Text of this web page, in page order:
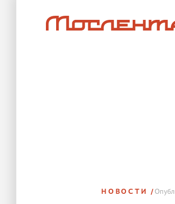
НОВОСТИ